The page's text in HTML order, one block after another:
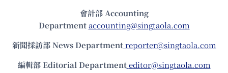
會計部 Accounting
Department accounting@singtaola.com
新聞採訪部 News Department reporter@singtaola.com
編輯部 Editorial Department editor@singtaola.com